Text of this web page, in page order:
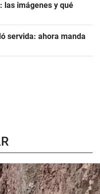
las imágenes y qué
servida: ahora manda